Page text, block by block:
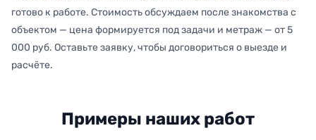
готово к работе. Стоимость обсуждаем после знакомства с
объектом — цена формируется под задачи и метраж — от 5
000 руб. Оставьте заявку, чтобы договориться о выезде и
расчёте.
Примеры наших работ